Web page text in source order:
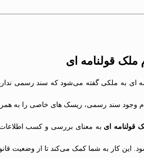
ملک قولنامه ای
ای به ملکی گفته می‌شود که سند رسمی
وجود سند رسمی، ریسک های خاصی را به
قولنامه ای به معنای بررسی و کسب
این کار به شما کمک می‌کند تا از وضعیت